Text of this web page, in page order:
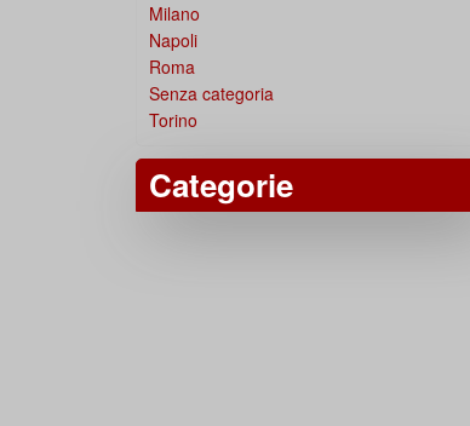
Milano
Napoli
Roma
Senza categoria
Torino
Categorie